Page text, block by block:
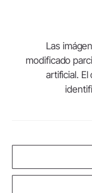
Las
modificado
artificial.